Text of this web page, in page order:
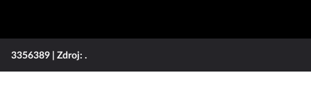
3356389 | Zdroj: .